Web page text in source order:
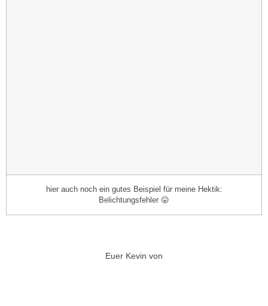
hier auch noch ein gutes Beispiel für meine Hektik:
Belichtungsfehler 😛
Euer Kevin von